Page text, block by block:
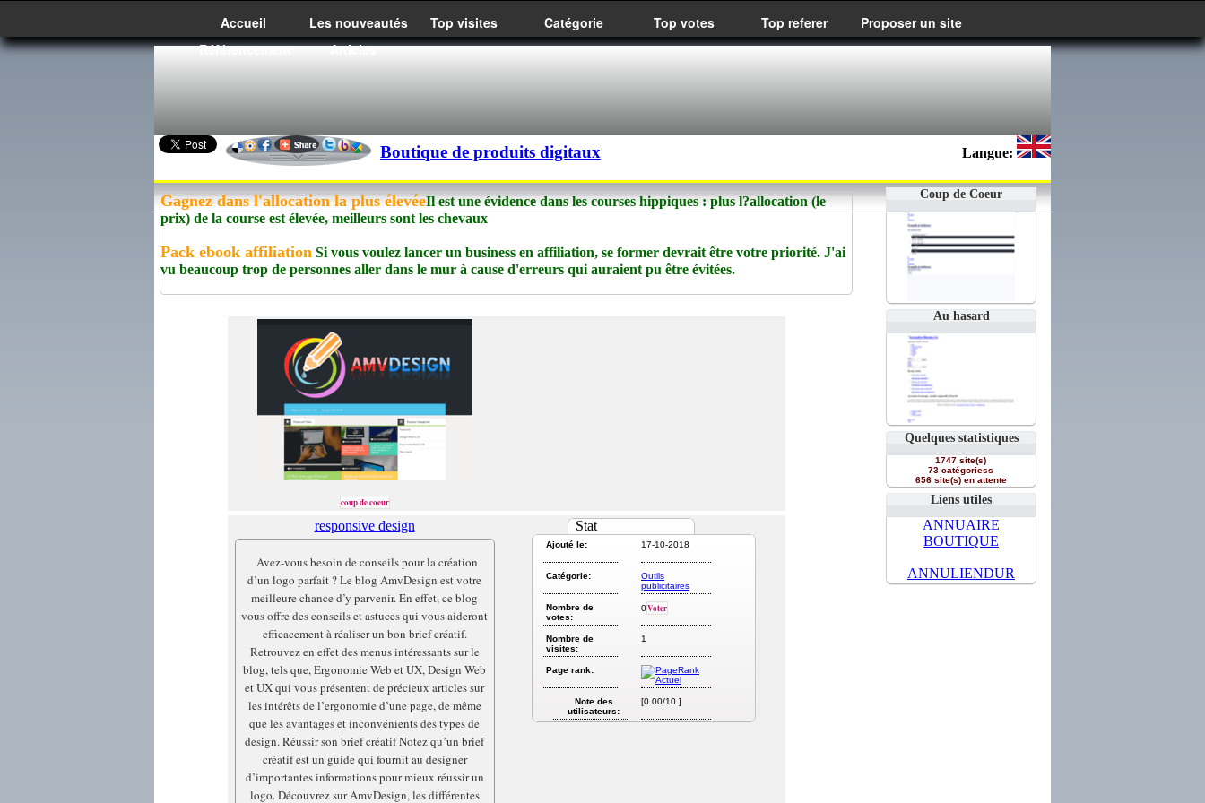
Accueil Les nouveautés Top visites Catégorie Top votes Top referer
Proposer un site
Référencement
Articles
Boutique de produits digitaux Langue:
Coup de Coeur
Au hasard
Quelques statistiques
1747 site(s)
73 catégoriess
656 site(s) en attente
Liens utiles
ANNUAIRE
BOUTIQUE
ANNULIENDUR
Gagnez dans l'allocation la plus élevéeIl est une évidence dans les courses hippiques : plus l?allocation (le
prix) de la course est élevée, meilleurs sont les chevaux
Pack ebook affiliation Si vous voulez lancer un business en affiliation, se former devrait être votre priorité. J'ai
vu beaucoup trop de personnes aller dans le mur à cause d'erreurs qui auraient pu être évitées.
coup de coeur
Stat
Ajouté le: 17-10-2018
Catégorie:
Outils
publicitaires
Nombre de
votes:
0Voter
Nombre de
visites:
1
Page rank:
Note des
utilisateurs:
[0.00/10 ]
responsive design
Avez-vous besoin de conseils pour la création
d’un logo parfait ? Le blog AmvDesign est votre
meilleure chance d’y parvenir. En effet, ce blog
vous offre des conseils et astuces qui vous aideront
efficacement à réaliser un bon brief créatif.
Retrouvez en effet des menus intéressants sur le
blog, tels que, Ergonomie Web et UX, Design Web
et UX qui vous présentent de précieux articles sur
les intérêts de l’ergonomie d’une page, de même
que les avantages et inconvénients des types de
design. Réussir son brief créatif Notez qu’un brief
créatif est un guide qui fournit au designer
d’importantes informations pour mieux réussir un
logo. Découvrez sur AmvDesign, les différentes